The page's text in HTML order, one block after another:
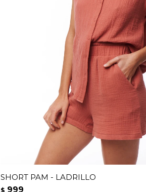
SHORT PAM - LADRILLO
$ 999